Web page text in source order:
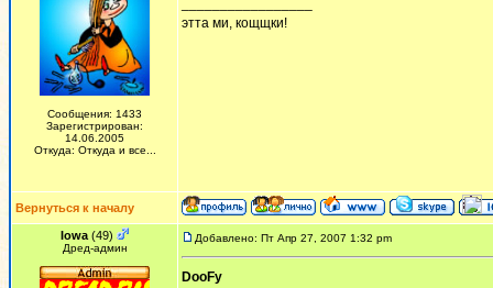
Сообщения: 1433
Зарегистрирован:
14.06.2005
Откуда: Откуда и все...
этта ми, кощщки!
Вернуться к началу
Iowa (49)
Дред-админ
Добавлено: Пт Апр 27, 2007 1:32 pm
DooFy